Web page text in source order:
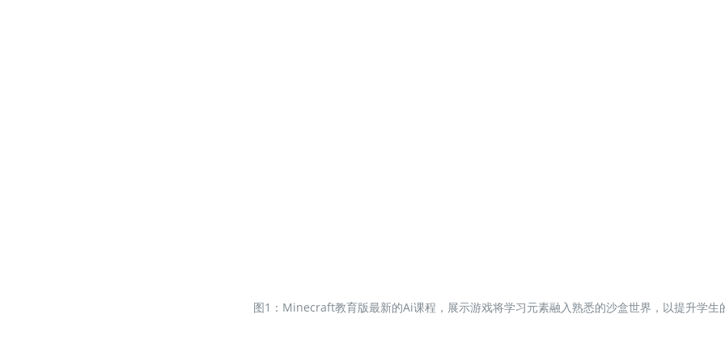
图1：Minecraft教育版最新的Ai课程，展示游戏将学习元素融入熟悉的沙盒世界，以提升学生